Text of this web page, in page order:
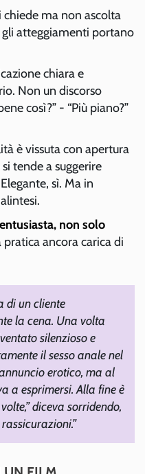
chiede ma non ascolta
atteggiamenti portano
chiara e
Non un discorso
così?” - “Più piano?”
è vissuta con apertura
tende a suggerire
sì. Ma in
non solo
ancora carica di
di un cliente
la cena. Una volta
silenzioso e
il sesso anale nel
erotico, ma al
a esprimersi. Alla fine è
diceva sorridendo,